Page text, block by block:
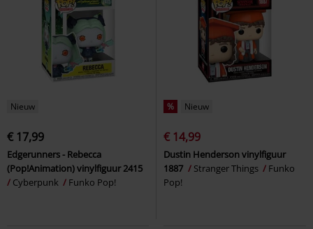
Nieuw
€ 17,99
Edgerunners - Rebecca
(Pop!Animation) vinylfiguur 2415
Cyberpunk
Funko Pop!
% Nieuw
€ 14,99
Dustin Henderson vinylfiguur
1887
Stranger Things
Funko
Pop!